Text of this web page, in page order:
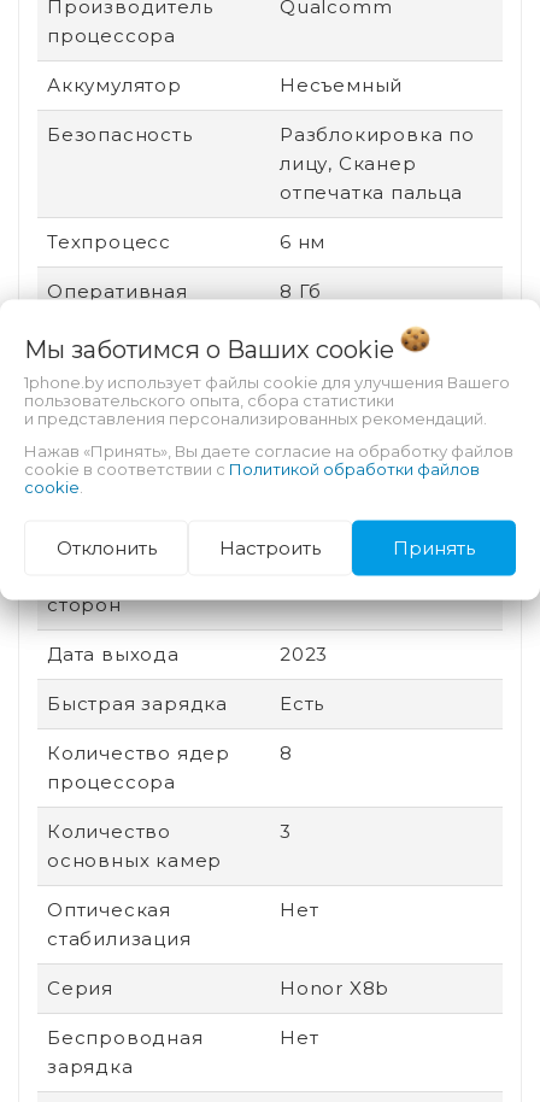
Производитель
процессора
Qualcomm
Аккумулятор Несъемный
Безопасность
Разблокировка по
лицу, Сканер
отпечатка пальца
Техпроцесс 6 нм
Оперативная
8 Гб
Стандарт связи
2G (GSM), 3G (UMTS),
4G (LTE)
Поддержка карт
сторон
Дата выхода 2023
Быстрая зарядка Есть
Количество ядер
процессора
8
Количество
основных камер
3
Оптическая
стабилизация
Нет
Серия Honor X8b
Беспроводная
зарядка
Нет
Мы заботимся о Ваших cookie
1phone.by использует файлы cookie для улучшения Вашего
пользовательского опыта, сбора статистики
и представления персонализированных рекомендаций.
Нажав «Принять», Вы даете согласие на обработку файлов
cookie в соответствии с Политикой обработки файлов
cookie
Отклонить Настроить Принять